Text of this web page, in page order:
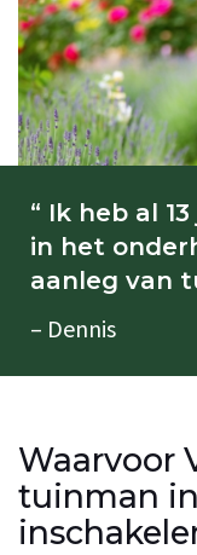
“ Ik heb al
in het
aanleg van
– Dennis
Waarvoor
tuinman